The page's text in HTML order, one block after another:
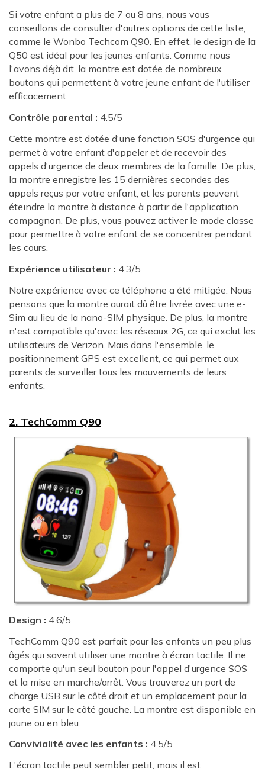
Si votre enfant a plus de 7 ou 8 ans, nous vous
conseillons de consulter d'autres options de cette liste,
comme le Wonbo Techcom Q90. En effet, le design de la
Q50 est idéal pour les jeunes enfants. Comme nous
l'avons déjà dit, la montre est dotée de nombreux
boutons qui permettent à votre jeune enfant de l'utiliser
efficacement.
Contrôle parental : 4.5/5
Cette montre est dotée d'une fonction SOS d'urgence qui
permet à votre enfant d'appeler et de recevoir des
appels d'urgence de deux membres de la famille. De plus,
la montre enregistre les 15 dernières secondes des
appels reçus par votre enfant, et les parents peuvent
éteindre la montre à distance à partir de l'application
compagnon. De plus, vous pouvez activer le mode classe
pour permettre à votre enfant de se concentrer pendant
les cours.
Expérience utilisateur : 4.3/5
Notre expérience avec ce téléphone a été mitigée. Nous
pensons que la montre aurait dû être livrée avec une e-
Sim au lieu de la nano-SIM physique. De plus, la montre
n'est compatible qu'avec les réseaux 2G, ce qui exclut les
utilisateurs de Verizon. Mais dans l'ensemble, le
positionnement GPS est excellent, ce qui permet aux
parents de surveiller tous les mouvements de leurs
enfants.
2. TechComm Q90
Design : 4.6/5
TechComm Q90 est parfait pour les enfants un peu plus
âgés qui savent utiliser une montre à écran tactile. Il ne
comporte qu'un seul bouton pour l'appel d'urgence SOS
et la mise en marche/arrêt. Vous trouverez un port de
charge USB sur le côté droit et un emplacement pour la
carte SIM sur le côté gauche. La montre est disponible en
jaune ou en bleu.
Convivialité avec les enfants : 4.5/5
L'écran tactile peut sembler petit, mais il est